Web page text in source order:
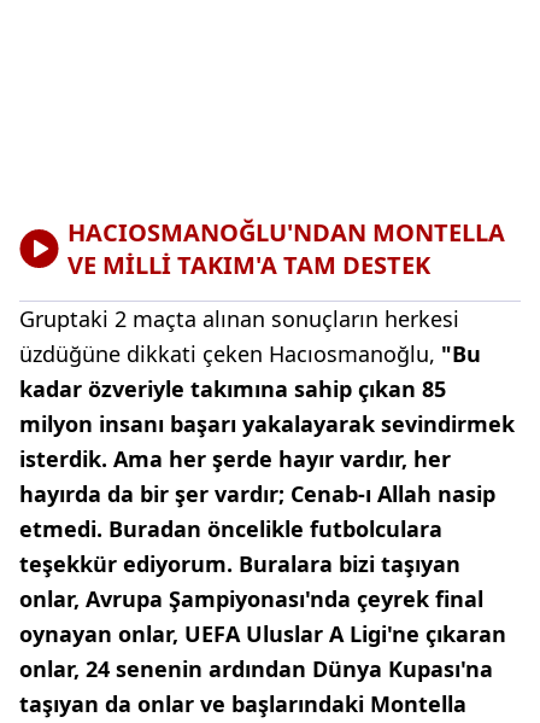
HACIOSMANOĞLU'NDAN MONTELLA
VE MİLLİ TAKIM'A TAM DESTEK
Gruptaki 2 maçta alınan sonuçların herkesi
üzdüğüne dikkati çeken Hacıosmanoğlu, "Bu
kadar özveriyle takımına sahip çıkan 85
milyon insanı başarı yakalayarak sevindirmek
isterdik. Ama her şerde hayır vardır, her
hayırda da bir şer vardır; Cenab-ı Allah nasip
etmedi. Buradan öncelikle futbolculara
teşekkür ediyorum. Buralara bizi taşıyan
onlar, Avrupa Şampiyonası'nda çeyrek final
oynayan onlar, UEFA Uluslar A Ligi'ne çıkaran
onlar, 24 senenin ardından Dünya Kupası'na
taşıyan da onlar ve başlarındaki Montella